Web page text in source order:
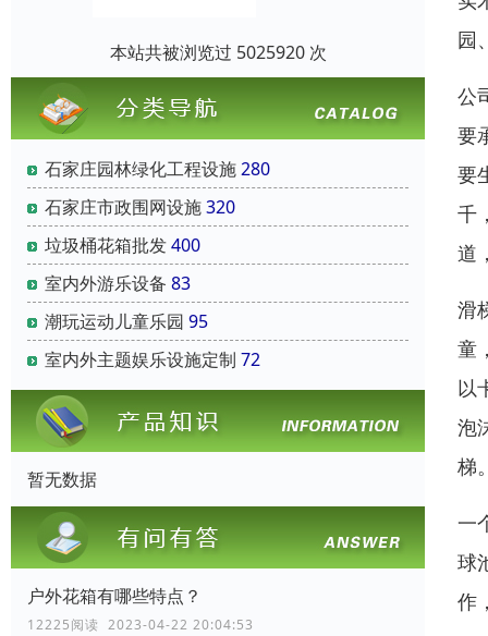
本站共被浏览过 5025920 次
石家庄园林绿化工程设施280
石家庄市政围网设施320
垃圾桶花箱批发400
室内外游乐设备 83
潮玩运动儿童乐园 95
室内外主题娱乐设施定制 72
暂无数据
户外花箱有哪些特点？
12225阅读 2023-04-22 20:04:53
园
公
要
要
千
道
滑
童
以
泡
梯
一
球
作